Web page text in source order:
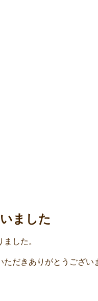
ました
した。
ただきありがとうござい